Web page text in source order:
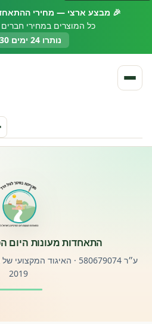
🎉 מבצע ארצי — מחירי
כל המוצרים במחירי חברים
נותרו 24 ימים 10:11:30
רישוי וחקיקה
פורטל לוח מודעות דרושים עובדים
התאחדות מעונות היום
ע״ר 580679074 · האיגוד
2019